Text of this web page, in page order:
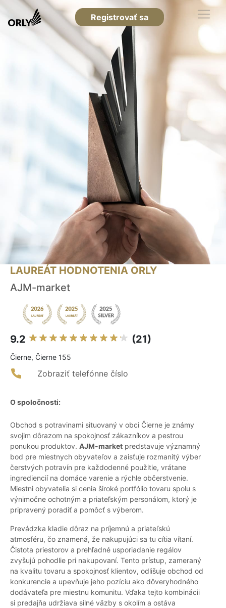
Registrovať sa
LAUREÁT HODNOTENIA ORLY
AJM-market
9.2 (21)
Čierne, Čierne 155
Zobraziť telefónne číslo
O spoločnosti:
Obchod s potravinami situovaný v obci Čierne je známy
svojim dôrazom na spokojnosť zákazníkov a pestrou
ponukou produktov. AJM-market predstavuje významný
bod pre miestnych obyvateľov a zaisťuje rozmanitý výber
čerstvých potravín pre každodenné použitie, vrátane
ingrediencií na domáce varenie a rýchle občerstvenie.
Miestni obyvatelia si cenia široké portfólio tovaru spolu s
výnimočne ochotným a priateľským personálom, ktorý je
pripravený poradiť a pomôcť s výberom.
Prevádzka kladie dôraz na príjemnú a priateľskú
atmosféru, čo znamená, že nakupujúci sa tu cítia vítaní.
Čistota priestorov a prehľadné usporiadanie regálov
zvyšujú pohodlie pri nakupovaní. Tento prístup, zameraný
na kvalitu tovaru a spokojnosť klientov, odlišuje obchod od
konkurencie a upevňuje jeho pozíciu ako dôveryhodného
dodávateľa pre miestnu komunitu. Vďaka tejto kombinácii
si predajňa udržiava silné väzby s okolím a ostáva